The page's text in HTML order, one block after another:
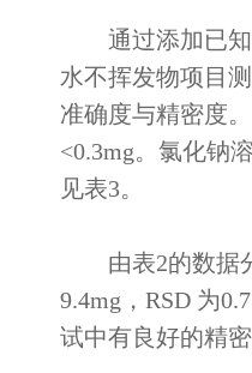
通过添加已知
水不挥发物项目
准确度与精密度
<0.3mg。氯化钠
见表3。
由表2的数据分
9.4mg，RSD 为
试中有良好的精